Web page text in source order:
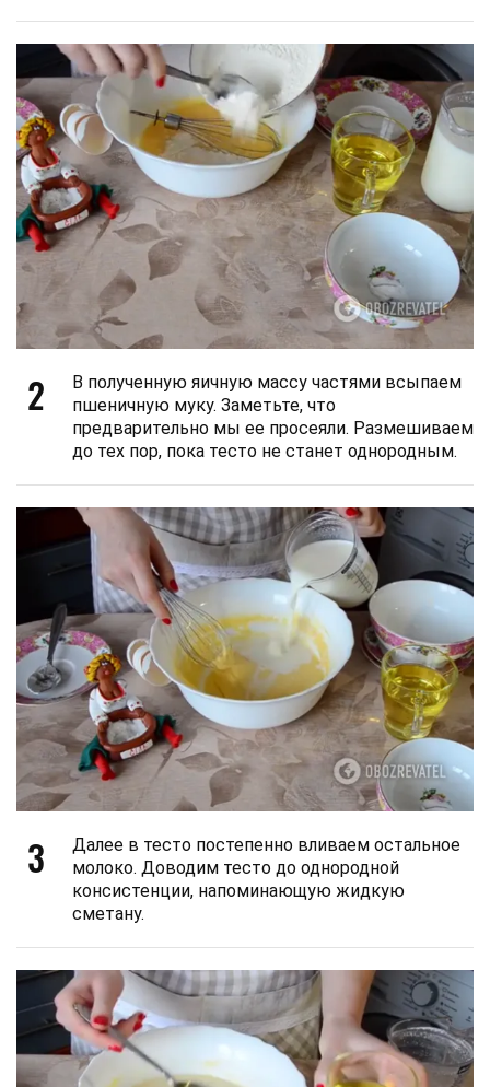
2
В полученную яичную массу частями всыпаем
пшеничную муку. Заметьте, что
предварительно мы ее просеяли. Размешиваем
до тех пор, пока тесто не станет однородным.
3
Далее в тесто постепенно вливаем остальное
молоко. Доводим тесто до однородной
консистенции, напоминающую жидкую
сметану.